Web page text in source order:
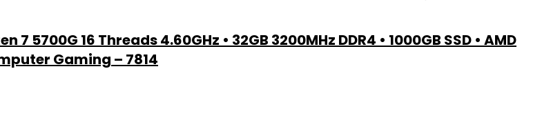
5700G 16 Threads 4.60GHz • 32GB 3200MHz DDR4 • 1000GB SSD • AMD
Gaming – 7814